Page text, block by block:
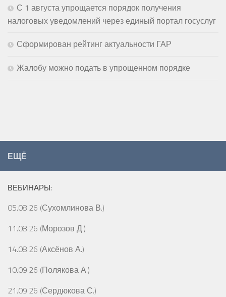
С 1 августа упрощается порядок получения
налоговых уведомлений через единый портал госуслуг
Сформирован рейтинг актуальности ГАР
Жалобу можно подать в упрощенном порядке
ЕЩЁ
ВЕБИНАРЫ:
05.08.26 (Сухомлинова В.)
11.08.26 (Морозов Д.)
14.08.26 (Аксёнов А.)
10.09.26 (Полякова А.)
21.09.26 (Сердюкова С.)